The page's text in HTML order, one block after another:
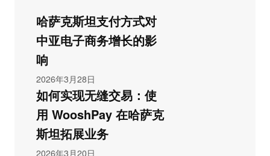
哈萨克斯坦支付方式对
中亚电子商务增长的影
响
2026年3月28日
如何实现无缝交易：使
用 WooshPay 在哈萨克
斯坦拓展业务
2026年3月20日